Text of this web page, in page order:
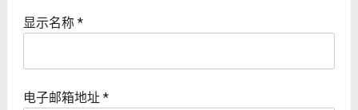
显示名称 *
电子邮箱地址 *